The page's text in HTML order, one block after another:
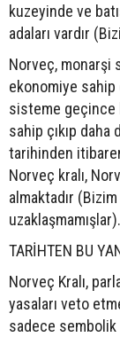
kuzeyinde ve
adaları vardır
Norveç, monarşi
ekonomiye
sisteme geçince
sahip çıkıp
tarihinden itibaren
Norveç kralı,
almaktadır
uzaklaşmamışlar).
TARİHTEN BU
Norveç Kralı,
yasaları veto
sadece sembolik